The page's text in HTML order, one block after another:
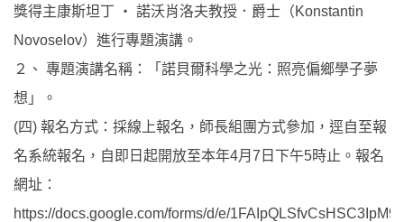
獎得主康斯坦丁 ‧ 諾沃肖洛夫教授．爵士（Konstantin
Novoselov）進行專題演講。
２、 專題演講名稱：「諾貝爾科學之光：照亮偏鄉學子夢
想」。
(四) 報名方式：採線上報名，師長組團方式參加，逕自至報
名系統報名，自即日起開放至本年4月7日下午5時止。報名
網址：
https://docs.google.com/forms/d/e/